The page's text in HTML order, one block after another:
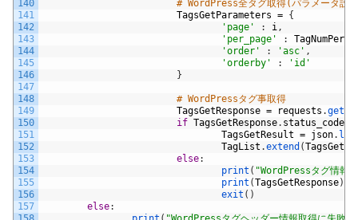
140
141
142
143
144
145
146
147
148
149
150
151
152
153
154
155
156
157
# WordPress全タグ取得(パラメータ設
TagsGetParameters = {
'page'
: i,
'per_page'
:
'order'
: 'asc' ,
'orderby'
:
'id'
}
# WordPressタグ事取得
TagsGetResponse = requests .get
if TagsGetResponse. status_code
TagsGetResult = json.
TagList .extend (
else:
print ( "WordPressタグ情報
print (TagsGetResponse)
exit ( )
else: